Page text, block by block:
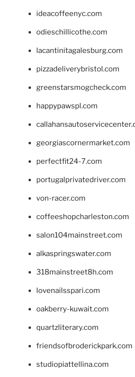
ideacoffeenyc.com
odieschillicothe.com
lacantinitagalesburg.com
pizzadeliverybristol.com
greenstarsmogcheck.com
happypawspl.com
georgiascornermarket.com
perfectfit24-7.com
portugalprivatedriver.com
von-racer.com
coffeeshopcharleston.com
salon104mainstreet.com
alkaspringswater.com
318mainstreet8h.com
lovenailsspari.com
oakberry-kuwait.com
quartzliterary.com
friendsofbroderickpark.com
studiopiattellina.com